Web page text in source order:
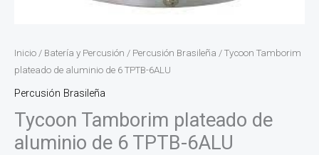
Inicio / Batería y Percusión / Percusión Brasileña / Tycoon Tamborim
plateado de aluminio de 6 TPTB-6ALU
Percusión Brasileña
Tycoon Tamborim plateado de
aluminio de 6 TPTB-6ALU